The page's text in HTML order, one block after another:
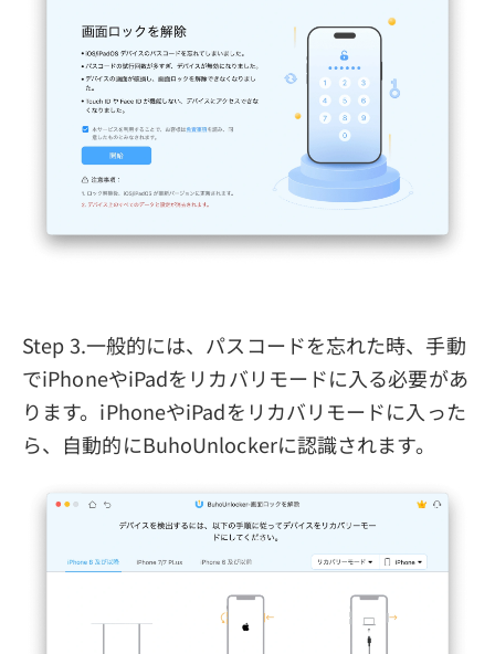
Step 3.一般的には、パスコードを忘れた時、手動
でiPhoneやiPadをリカバリモードに入る必要があ
ります。iPhoneやiPadをリカバリモードに入った
ら、自動的にBuhoUnlockerに認識されます。